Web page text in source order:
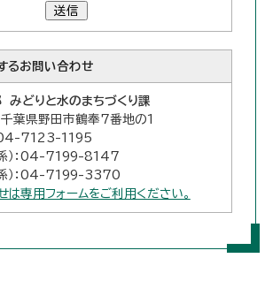
送信
るお問い合わせ
みどりと水のまちづくり課
県野田市鶴奉7番地の1
04-7123-1195
）：04-7199-8147
）：04-7199-3370
は専用フォームをご利用ください。